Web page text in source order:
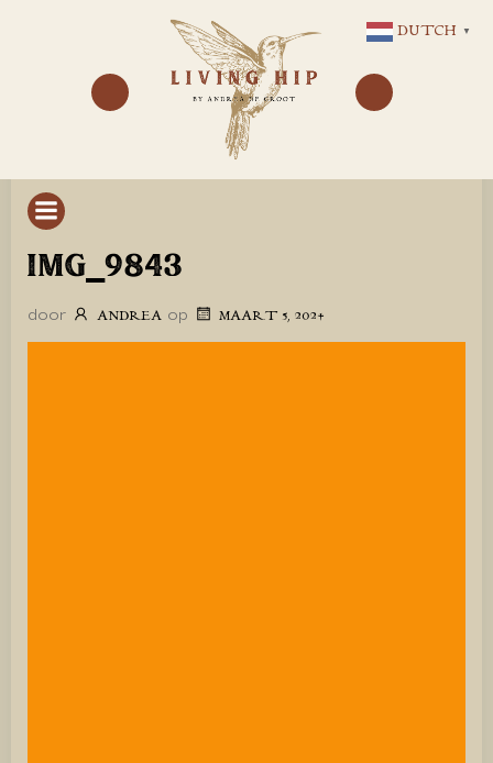
NAAR
DE
INHOUD
IMG_9843
door ANDREA op MAART 5, 2024
DUTCH ▼